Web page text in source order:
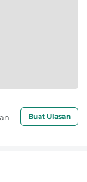
Buat Ulasan